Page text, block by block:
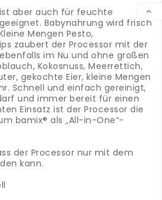

aber auch für feuchte
Babynahrung wird frisch
Mengen Pesto,
zaubert der Processor mit der
im Nu und ohne großen
Kokosnuss, Meerrettich,
gekochte Eier, kleine Mengen
Schnell und einfach gereinigt,
und immer bereit für einen
Einsatz ist der Processor die
bamix® als „All-in-One“-
der Processor nur mit dem
kann.